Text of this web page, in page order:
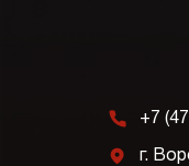
m +7
j г.